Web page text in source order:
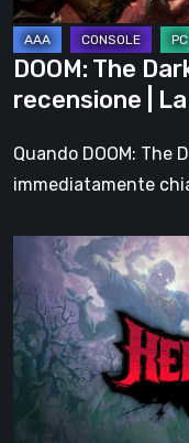
|
La
fine
dell’era
dello
Slayer?
DOOM: The
recensione |
Quando DOOM: The
immediatamente
Clock:
Cursed
War
–
recensione: